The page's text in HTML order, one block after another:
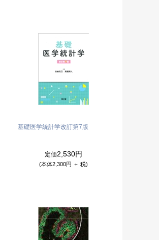
基礎医学統計学改訂第7版
定価2,530円
(本体2,300円 ＋ 税)